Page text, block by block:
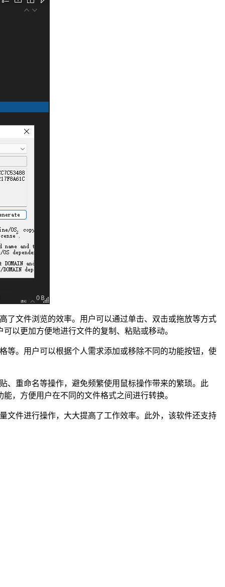
了文件浏览的效率。用户可以通过单击、双击或拖放等方式
以更加方便地进行文件的复制、粘贴或移动。
等。用户可以根据个人需求添加或移除不同的功能按钮，使
、重命名等操作，避免频繁使用鼠标操作带来的繁琐。此
，方便用户在不同的文件格式之间进行转换。
文件进行操作，大大提高了工作效率。此外，该软件还支持